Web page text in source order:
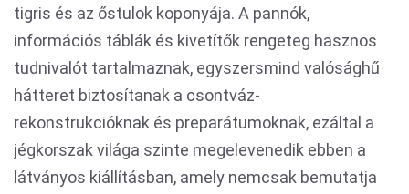
tigris és az őstulok koponyája. A pannók,
információs táblák és kivetítők rengeteg hasznos
tudnivalót tartalmaznak, egyszersmind valósághű
hátteret biztosítanak a csontváz-
rekonstrukcióknak és preparátumoknak, ezáltal a
jégkorszak világa szinte megelevenedik ebben a
látványos kiállításban, amely nemcsak bemutatja